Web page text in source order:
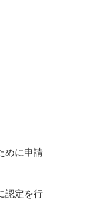
めに申請
認定を行